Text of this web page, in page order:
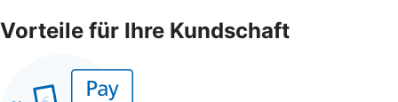
Vorteile für Ihre Kundschaft